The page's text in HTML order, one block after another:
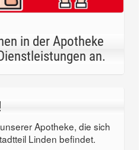
in der Apotheke
an.
Apotheke, die sich
Linden befindet.